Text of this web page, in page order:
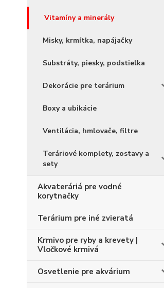
Vitamíny a minerály
Misky, krmítka, napájačky
Substráty, piesky, podstielka
Dekorácie pre terárium
Boxy a ubikácie
Ventilácia, hmlovače, filtre
Teráriové komplety, zostavy a
sety
Akvateráriá pre vodné
korytnačky
Terárium pre iné zvieratá
Krmivo pre ryby a krevety |
Vločkové krmivá
Osvetlenie pre akvárium